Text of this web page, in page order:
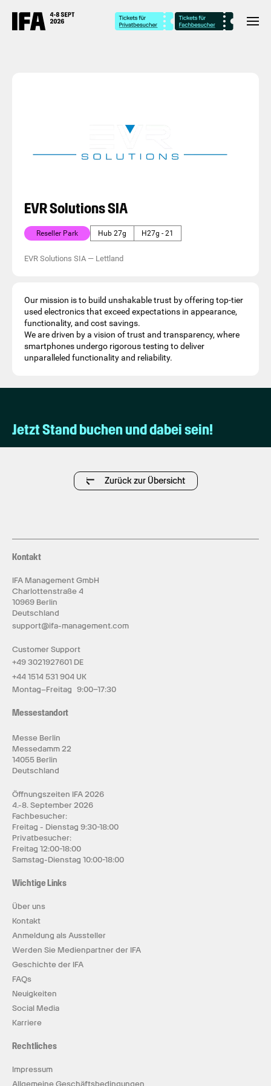
EVR Solutions SIA
Reseller Park Hub 27g H27g - 21
EVR Solutions SIA — Lettland
Our mission is to build unshakable trust by offering top-tier
used electronics that exceed expectations in appearance,
functionality, and cost savings.
We are driven by a vision of trust and transparency, where
smartphones undergo rigorous testing to deliver
unparalleled functionality and reliability.
Jetzt Stand buchen und dabei sein!
Zurück zur Übersicht
Kontakt
IFA Management GmbH
Charlottenstraße 4
10969 Berlin
Deutschland
support@ifa-management.com
Customer Support
+49 3021927601 DE
+44 1514 531 904 UK
Montag–Freitag 9:00–17:30
Messestandort
Messe Berlin
Messedamm 22
14055 Berlin
Deutschland
Öffnungszeiten IFA 2026
4.-8. September 2026
Fachbesucher:
Freitag - Dienstag 9:30-18:00
Privatbesucher:
Freitag 12:00-18:00
Samstag-Dienstag 10:00-18:00
Wichtige Links
Über uns
Kontakt
Anmeldung als Aussteller
Werden Sie Medienpartner der IFA
Geschichte der IFA
FAQs
Neuigkeiten
Social Media
Karriere
Rechtliches
Impressum
Allgemeine Geschäftsbedingungen